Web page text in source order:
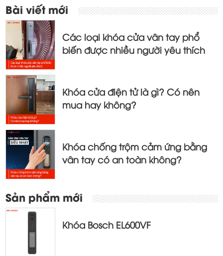
Điều
hướng
bài
viết
Bài viết mới
Các loại khóa cửa vân tay phổ
biến được nhiều người yêu thích
Khóa cửa điện tử là gì? Có nên
mua hay không?
Khóa chống trộm cảm ứng bằng
vân tay có an toàn không?
Sản phẩm mới
Khóa Bosch EL600VF